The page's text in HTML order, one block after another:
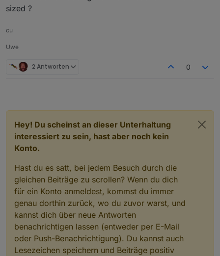
sized ?
cu
Uwe
2 Antworten 0
Hey! Du scheinst an dieser Unterhaltung
interessiert zu sein, hast aber noch kein
Konto.
Hast du es satt, bei jedem Besuch durch die
gleichen Beiträge zu scrollen? Wenn du dich
für ein Konto anmeldest, kommst du immer
genau dorthin zurück, wo du zuvor warst, und
kannst dich über neue Antworten
benachrichtigen lassen (entweder per E-Mail
oder Push-Benachrichtigung). Du kannst auch
Lesezeichen speichern und Beiträge positiv